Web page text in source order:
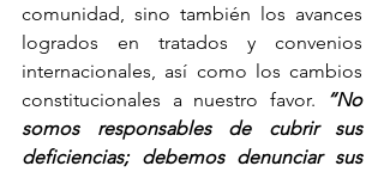
comunidad, sino también los avances
logrados en tratados y convenios
internacionales, así como los cambios
constitucionales a nuestro favor.
“No
somos responsables de cubrir sus
deficiencias; debemos denunciar sus